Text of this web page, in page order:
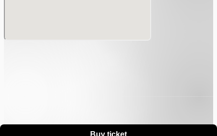
・(顔写真無し)学生証 / 生徒手帳
Buy ticket